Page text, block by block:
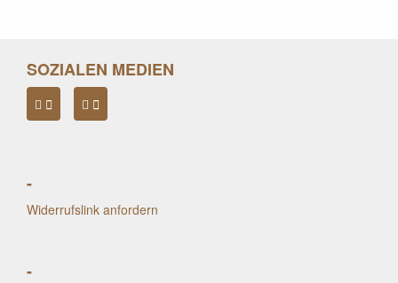
SOZIALEN MEDIEN
-
Widerrufslink anfordern
-